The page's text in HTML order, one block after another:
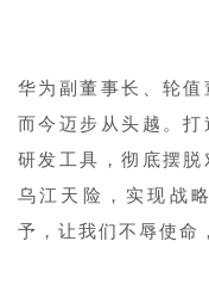
华为副董事长、轮值
而今迈步从头越。
研发工具，彻底摆
乌江天险，实现战
予，让我们不辱使命